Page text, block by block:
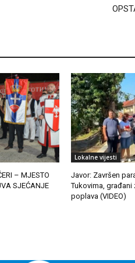
– MJESTO
SJEĆANJE
Lokalne vijesti
Javor: Završen
Tukovima, građani
poplava (VIDEO)